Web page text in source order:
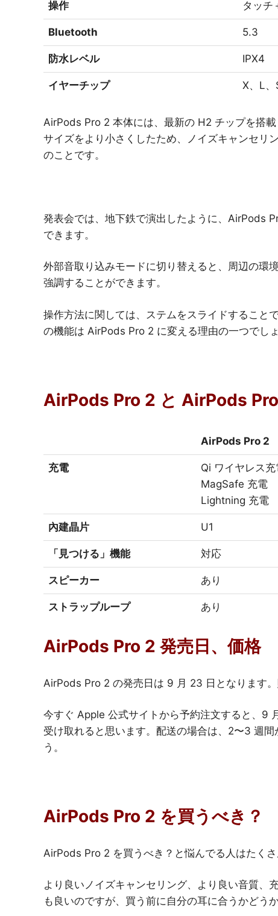
操作 タッチ
Bluetooth 5.3
防水レベル IPX4
イヤーチップ X、L、
AirPods Pro 2 本体には、最新の H2 チップを搭
サイズをより小さくしたため、ノイズキャンセリ
のことです。
発表会では、地下鉄で演出したように、AirPods
できます。
外部音取り込みモードに切り替えると、周辺の環
強調することができます。
操作方法に関しては、ステムをスライドすること
の機能は AirPods Pro 2 に変える理由の一つでしょ
AirPods Pro 2 と AirPods
AirPods Pro 2
充電
Qi ワイヤレス充
MagSafe 充電
Lightning 充電
內建晶片 U1
「見つける」機能 対応
スピーカー あり
ストラップループ あり
AirPods Pro 2 発売日、価格
AirPods Pro 2 の発売日は 9 月 23 日となります
今すぐ Apple 公式サイトから予約注文すると、9
受け取れると思います。配送の場合は、2〜3 週
う。
AirPods Pro 2 を買うべき？
AirPods Pro 2 を買うべき？と悩んでる人はたくさ
より良いノイズキャンセリング、より良い音質、
も良いのですが、買う前に自分の耳に合うかどう